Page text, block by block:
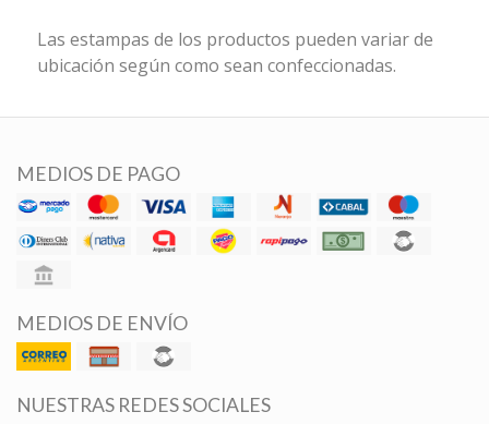
Las estampas de los productos pueden variar de
ubicación según como sean confeccionadas.
MEDIOS DE PAGO
MEDIOS DE ENVÍO
NUESTRAS REDES SOCIALES